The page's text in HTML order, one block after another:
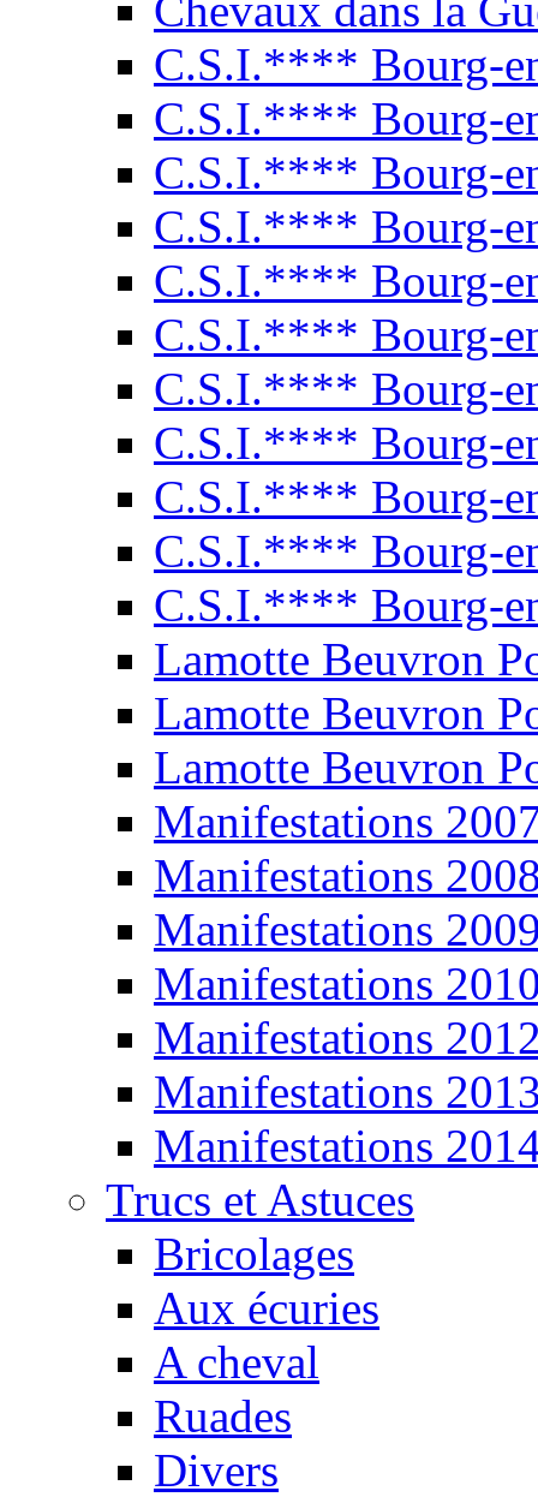
C.S.I.**** Bourg-
C.S.I.**** Bourg-
C.S.I.**** Bourg-
C.S.I.**** Bourg-
C.S.I.**** Bourg-
C.S.I.**** Bourg-
C.S.I.**** Bourg-
C.S.I.**** Bourg-
C.S.I.**** Bourg-
C.S.I.**** Bourg-
C.S.I.**** Bourg-
Lamotte Beuvron
Lamotte Beuvron
Lamotte Beuvron
Manifestations
Manifestations
Manifestations
Manifestations
Manifestations
Manifestations
Manifestations
Trucs et Astuces
Bricolages
Aux écuries
A cheval
Ruades
Divers